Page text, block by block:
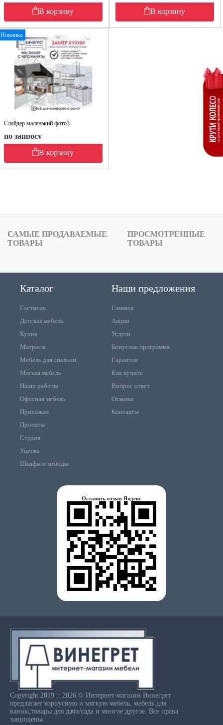
В корзину
В корзину
Новинка
Слайдер маленький фото3
по запросу
В корзину
САМЫЕ ПРОДАВАЕМЫЕ
ТОВАРЫ
ПРОСМОТРЕННЫЕ
ТОВАРЫ
Каталог
Гостиная
Детская мебель
Кухня
Матрасы
Мебель для спальни
Мягкая мебель
Наши работы
Офисная мебель
Прихожая
Проекты
Студия
Уценка
Шкафы и комоды
Наши предложения
Главная
Акции
Услуги
Бонусная программа
Гарантия
Как купить
Вопрос ответ
Отзывы
Контакты
Оставить отзыв Яндекс
Copyright 2019 :: 2026 © Интернет-магазин Винегрет
предлагает корпусную и мягкую мебель, мебель для
ванны,товары для дачи/сада и многое другое. Все права
защищены.